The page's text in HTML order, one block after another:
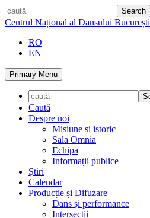
Skip
to
caută
Centrul Național al Dansului București
RO
EN
Primary Menu
Caută
Despre noi
Misiune și istoric
Sala Omnia
Echipa
Informații publice
Știri
Calendar
Producție și Difuzare
Dans și performance
Intersecții